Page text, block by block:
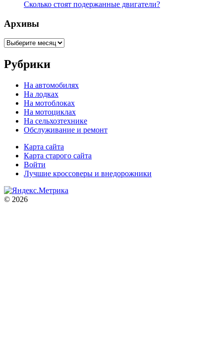
Сколько стоят подержанные двигатели?
Архивы
Архивы
Рубрики
На автомобилях
На лодках
На мотоблоках
На мотоциклах
На сельхозтехнике
Обслуживание и ремонт
Карта сайта
Карта старого сайта
Войти
Лучшие кроссоверы и внедорожники
© 2026